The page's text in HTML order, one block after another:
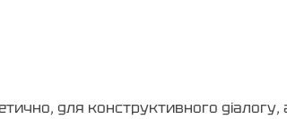
для конструктивного діалогу,